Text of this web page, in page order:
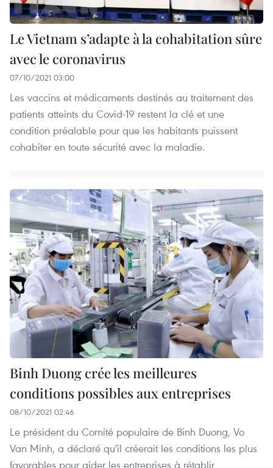
Le Vietnam s’adapte à la cohabitation sûre
avec le coronavirus
07/10/2021 03:00
Les vaccins et médicaments destinés au traitement des
patients atteints du Covid-19 restent la clé et une
condition préalable pour que les habitants puissent
cohabiter en toute sécurité avec la maladie.
Binh Duong crée les meilleures
conditions possibles aux entreprises
08/10/2021 02:46
Le président du Comité populaire de Binh Duong, Vo
Van Minh, a déclaré qu'il créerait les conditions les plus
favorables pour aider les entreprises à rétablir